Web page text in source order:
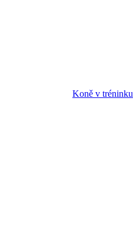
Koně v tréninku